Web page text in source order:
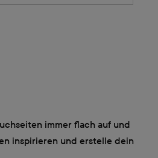
immer flach auf und
inspirieren und erstelle dein